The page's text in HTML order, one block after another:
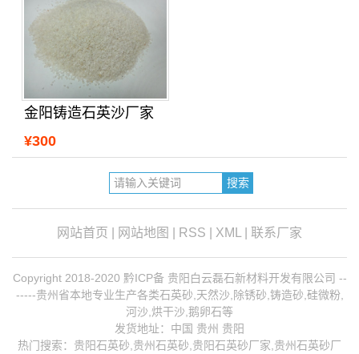
金阳铸造石英沙厂家
¥300
网站首页 网站地图 RSS XML 联系厂家
Copyright 2018-2020 黔ICP备 贵阳白云磊石新材料开发有限公司 --
-----贵州省本地专业生产各类石英砂,天然沙,除锈砂,铸造砂,硅微粉,
河沙,烘干沙,鹅卵石等
发货地址：中国 贵州 贵阳
热门搜索： 贵阳石英砂 ,贵州石英砂,贵阳石英砂厂家, 贵州石英砂厂